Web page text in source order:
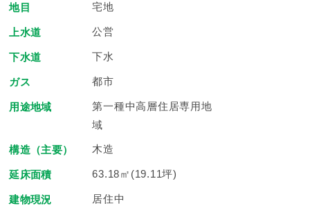
地目 宅地
上水道 公営
下水道 下水
ガス 都市
用途地域
第一種中高層住居専用地
域
構造（主要） 木造
延床面積 63.18㎡(19.11坪)
建物現況 居住中